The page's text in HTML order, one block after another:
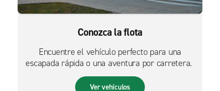
Conozca la flota
Encuentre el vehículo perfecto para una
escapada rápida o una aventura por carretera.
Ver vehículos